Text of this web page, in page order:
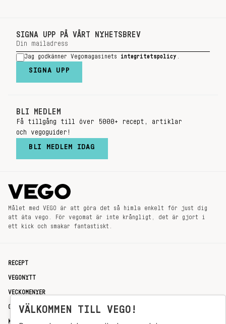
SIGNA UPP PÅ VÅRT NYHETSBREV
Jag godkänner Vegomagasinets integritetspolicy
SIGNA UPP
BLI MEDLEM
Få tillgång till över 5000+ recept, artiklar
och vegoguider!
BLI MEDLEM IDAG
Målet med VEGO är att göra det så himla enkelt för just dig
att äta vego. För vegomat är inte krångligt, det är gjort i
ett kick och smakar fantastiskt.
RECEPT
VEGONYTT
VECKOMENYER
OM OSS
KONTAKT
VÄLKOMMEN TILL VEGO!